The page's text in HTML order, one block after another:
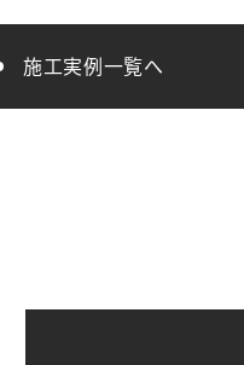
施工実例一覧へ